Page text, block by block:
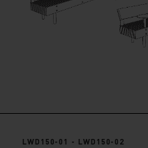
LWD150-01 - LWD150-02